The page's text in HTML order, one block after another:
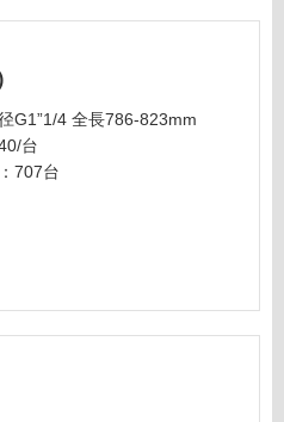
G1”1/4 全長786-823mm
台
707台